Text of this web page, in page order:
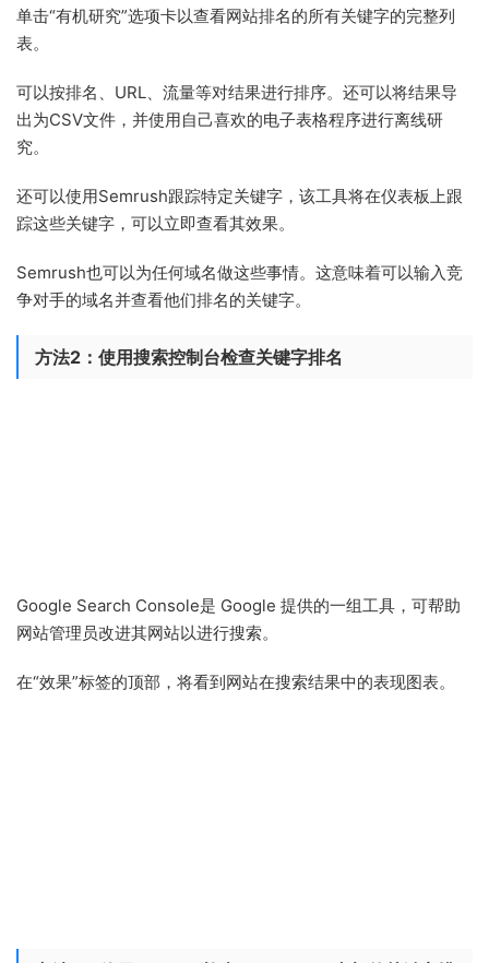
单击“有机研究”选项卡以查看网站排名的所有关键字的完整列
表。
可以按排名、URL、流量等对结果进行排序。还可以将结果导
出为CSV文件，并使用自己喜欢的电子表格程序进行离线研
究。
还可以使用Semrush跟踪特定关键字，该工具将在仪表板上跟
踪这些关键字，可以立即查看其效果。
Semrush也可以为任何域名做这些事情。这意味着可以输入竞
争对手的域名并查看他们排名的关键字。
方法2：使用搜索控制台检查关键字排名
Google Search Console是 Google 提供的一组工具，可帮助
网站管理员改进其网站以进行搜索。
在“效果”标签的顶部，将看到网站在搜索结果中的表现图表。